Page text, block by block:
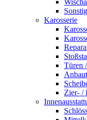
Karosserie
Türen
Zier- /